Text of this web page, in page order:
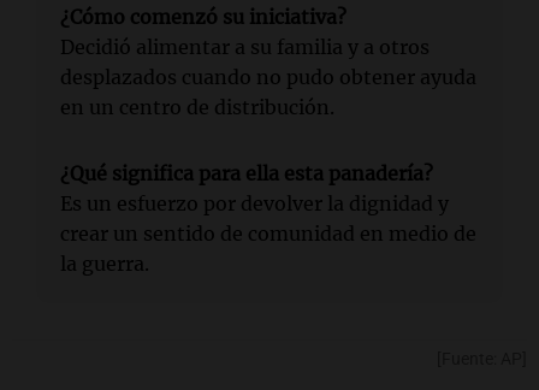
¿Cómo comenzó su iniciativa?
Decidió alimentar a su familia y a otros
desplazados cuando no pudo obtener ayuda
en un centro de distribución.
¿Qué significa para ella esta panadería?
Es un esfuerzo por devolver la dignidad y
crear un sentido de comunidad en medio de
la guerra.